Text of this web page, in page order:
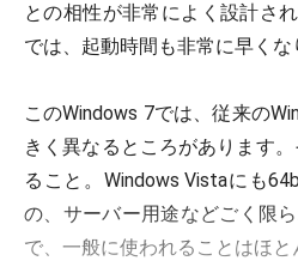
との相性が非常によく設計さ
では、起動時間も非常に早くな
このWindows 7では、従来の
きく異なるところがあります
ること。Windows Vistaにも
の、サーバー用途などごく限
で、一般に使われることはほと